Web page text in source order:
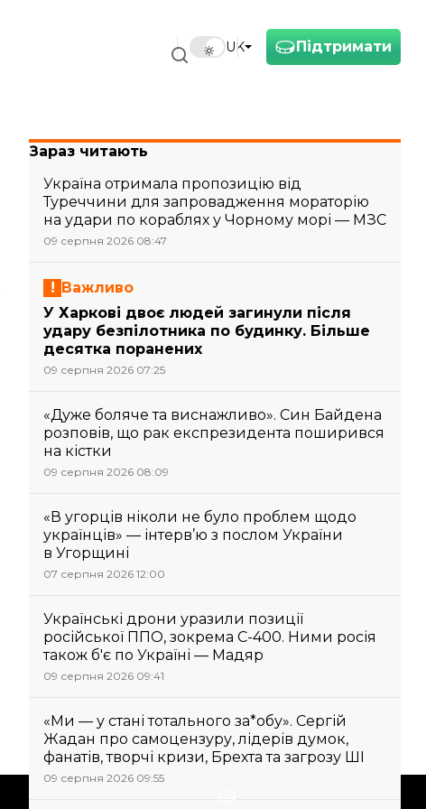
Підтримати
UK
Зараз читають
Україна отримала пропозицію від
Туреччини для запровадження мораторію
на удари по кораблях у Чорному морі — МЗС
09 серпня 2026 08:47
Важливо
У Харкові двоє людей загинули після
удару безпілотника по будинку. Більше
десятка поранених
09 серпня 2026 07:25
«Дуже боляче та виснажливо». Син Байдена
розповів, що рак експрезидента поширився
на кістки
09 серпня 2026 08:09
«В угорців ніколи не було проблем щодо
українців» — інтерв’ю з послом України
в Угорщині
07 серпня 2026 12:00
Українські дрони уразили позиції
російської ППО, зокрема С-400. Ними росія
також б'є по Україні — Мадяр
09 серпня 2026 09:41
«Ми — у стані тотального за*обу». Сергій
Жадан про самоцензуру, лідерів думок,
фанатів, творчі кризи, Брехта та загрозу ШІ
09 серпня 2026 09:55